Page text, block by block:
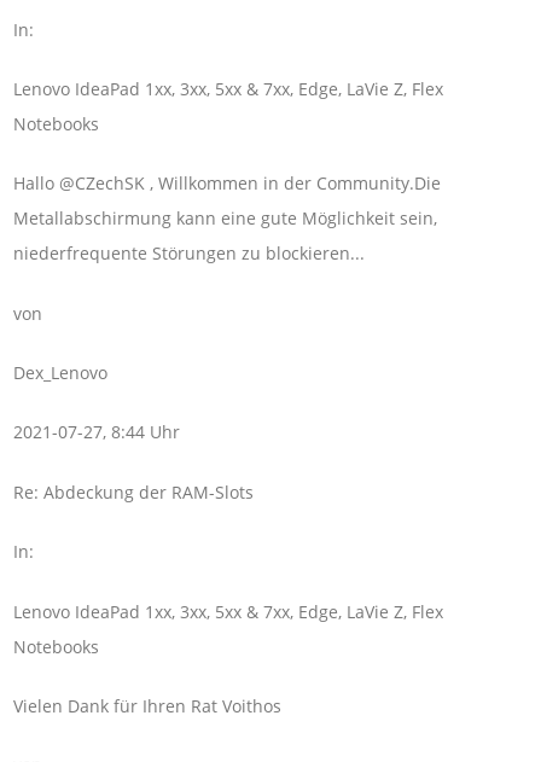
In:
Lenovo IdeaPad 1xx, 3xx, 5xx & 7xx, Edge, LaVie Z, Flex
Notebooks
Hallo @CZechSK , Willkommen in der Community.Die
Metallabschirmung kann eine gute Möglichkeit sein,
niederfrequente Störungen zu blockieren...
von
Dex_Lenovo
2021-07-27, 8:44 Uhr
Re: Abdeckung der RAM-Slots
In:
Lenovo IdeaPad 1xx, 3xx, 5xx & 7xx, Edge, LaVie Z, Flex
Notebooks
Vielen Dank für Ihren Rat Voithos